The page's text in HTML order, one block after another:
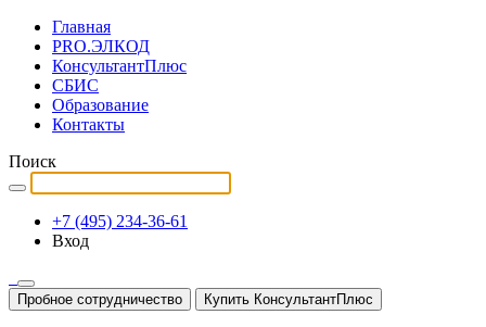
Главная
PRO.ЭЛКОД
КонсультантПлюс
СБИС
Образование
Контакты
Поиск
+7 (495) 234-36-61
Вход
Пробное сотрудничество Купить КонсультантПлюс